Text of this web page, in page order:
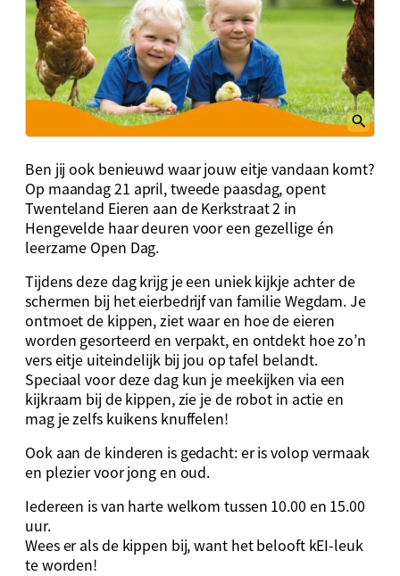
Ben jij ook benieuwd waar jouw eitje vandaan komt?
Op maandag 21 april, tweede paasdag, opent
Twenteland Eieren aan de Kerkstraat 2 in
Hengevelde haar deuren voor een gezellige én
leerzame Open Dag.
Tijdens deze dag krijg je een uniek kijkje achter de
schermen bij het eierbedrijf van familie Wegdam. Je
ontmoet de kippen, ziet waar en hoe de eieren
worden gesorteerd en verpakt, en ontdekt hoe zo’n
vers eitje uiteindelijk bij jou op tafel belandt.
Speciaal voor deze dag kun je meekijken via een
kijkraam bij de kippen, zie je de robot in actie en
mag je zelfs kuikens knuffelen!
Ook aan de kinderen is gedacht: er is volop vermaak
en plezier voor jong en oud.
Iedereen is van harte welkom tussen 10.00 en 15.00
uur.
Wees er als de kippen bij, want het belooft kEI-leuk
te worden!